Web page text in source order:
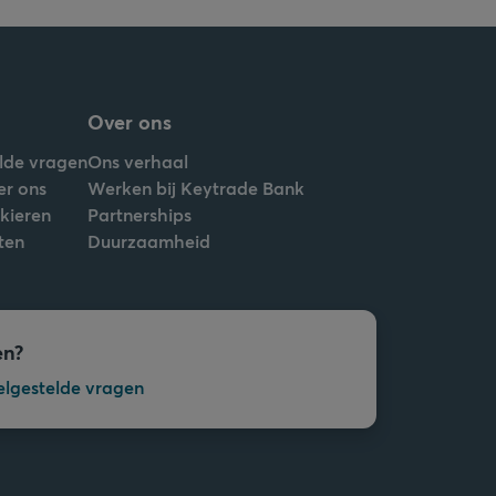
vragen
ons
Over ons
Ons verhaal
Werken bij Keytrade Bank
Partnerships
Duurzaamheid
vragen